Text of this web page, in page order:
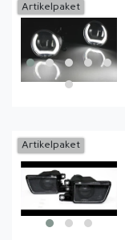
Artikelpaket
Artikelpaket